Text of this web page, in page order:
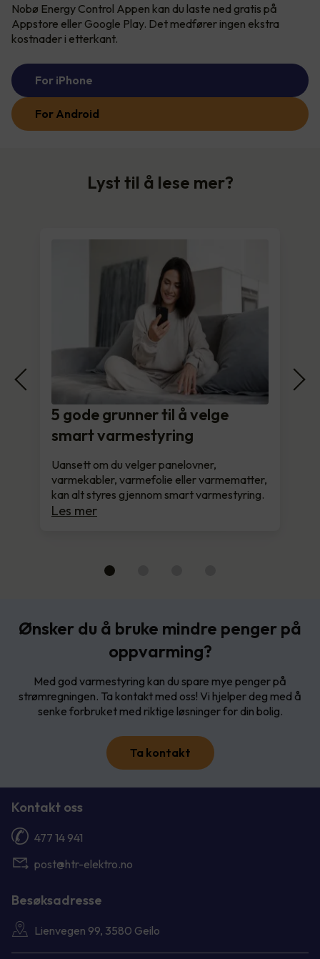
Nobø Energy Control Appen kan du laste ned gratis på
Appstore eller Google Play. Det medfører ingen ekstra
kostnader i etterkant.
For iPhone
For Android
Lyst til å lese mer?
5 gode grunner til å velge
smart varmestyring
Uansett om du velger panelovner,
varmekabler, varmefolie eller varmematter,
kan alt styres gjennom smart varmestyring.
Les mer
Ønsker du å bruke mindre penger på
oppvarming?
Med god varmestyring kan du spare mye penger på
strømregningen. Ta kontakt med oss! Vi hjelper deg med å
senke forbruket med riktige løsninger for din bolig.
Ta kontakt
Kontakt oss
477 14 941
post@htr-elektro.no
Besøksadresse
Lienvegen 99, 3580 Geilo